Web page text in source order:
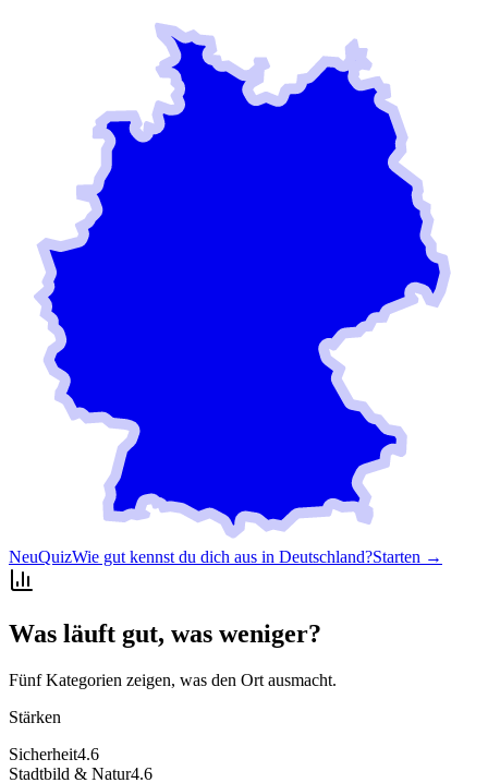
NeuQuizWie gut kennst du dich aus in Deutschland?Starten →
Was läuft gut, was weniger?
Fünf Kategorien zeigen, was den Ort ausmacht.
Stärken
Sicherheit4.6
Stadtbild & Natur4.6